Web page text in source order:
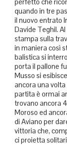
quando in tre
il nuovo entrato
Davide Teghil.
stampa sulla
in maniera così
balistica si
porta il pallone
Musso si
ancora una volta
partita è ormai
trovano ancora
Moroso ed
di Aviano per
vittoria che,
ci proietta